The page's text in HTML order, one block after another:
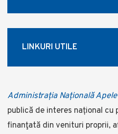
LINKURI UTILE
Administrația Națională
publică de interes național
finanţată din venituri proprii,